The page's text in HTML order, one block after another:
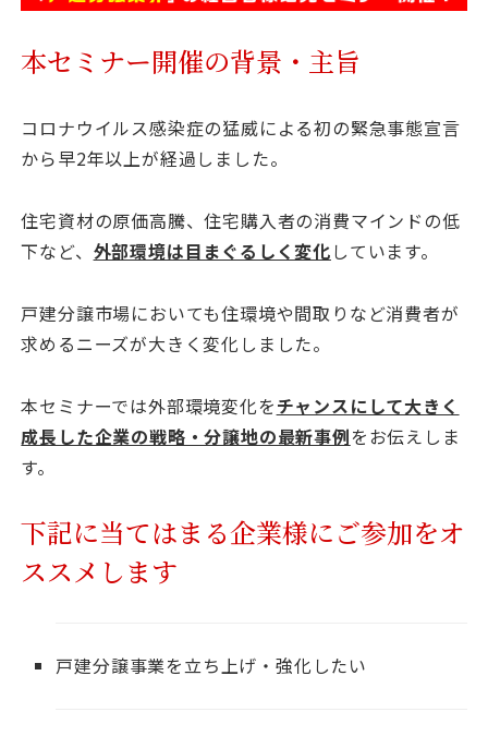
本セミナー開催の背景・主旨
コロナウイルス感染症の猛威による初の緊急事態宣言
から早2年以上が経過しました。
住宅資材の原価高騰、住宅購入者の消費マインドの低
下など、 外部環境は目まぐるしく変化しています。
戸建分譲市場においても住環境や間取りなど消費者が
求めるニーズが大きく変化しました。
本セミナーでは外部環境変化をチャンスにして大きく
成長した企業の戦略・分譲地の最新事例をお伝えしま
す。
下記に当てはまる企業様にご参加をオ
ススメします
戸建分譲事業を立ち上げ・強化したい